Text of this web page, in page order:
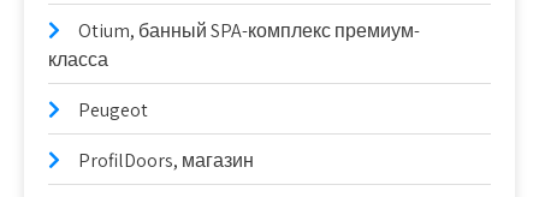
Otium, банный SPA-комплекс премиум-
класса
Peugeot
ProfilDoors, магазин